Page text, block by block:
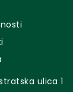
ulica 1